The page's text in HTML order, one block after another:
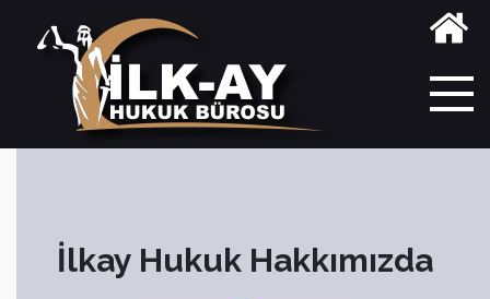
İlkay Hukuk Hakkımızda